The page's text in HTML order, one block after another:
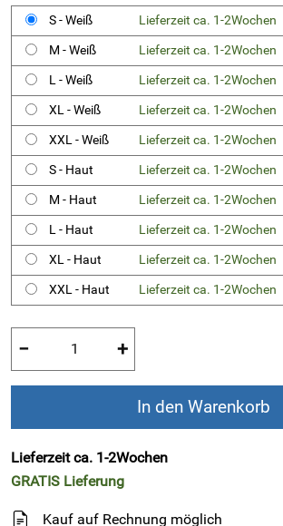
S - Weiß
Lieferzeit ca. 1-2Wochen
M - Weiß
Lieferzeit ca. 1-2Wochen
L - Weiß
Lieferzeit ca. 1-2Wochen
XL - Weiß
Lieferzeit ca. 1-2Wochen
XXL - Weiß
Lieferzeit ca. 1-2Wochen
S - Haut
Lieferzeit ca. 1-2Wochen
M - Haut
Lieferzeit ca. 1-2Wochen
L - Haut
Lieferzeit ca. 1-2Wochen
XL - Haut
Lieferzeit ca. 1-2Wochen
XXL - Haut
Lieferzeit ca. 1-2Wochen
− +
In den Warenkorb
Lieferzeit ca. 1-2Wochen
GRATIS Lieferung
Kauf auf Rechnung möglich